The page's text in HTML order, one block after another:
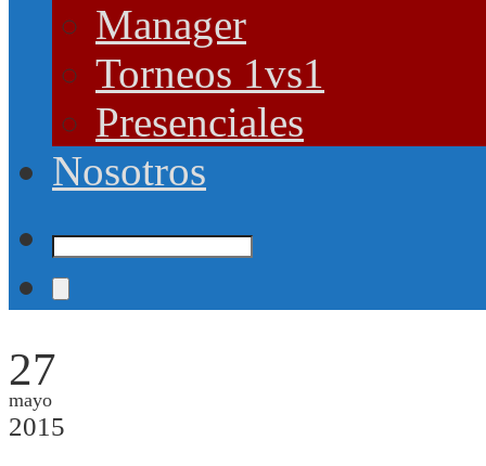
Manager
Torneos 1vs1
Presenciales
Nosotros
27
mayo
2015